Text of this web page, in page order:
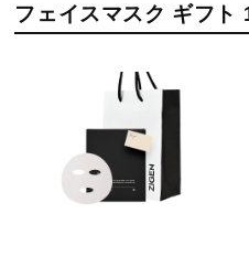
フェイスマスク ギフト